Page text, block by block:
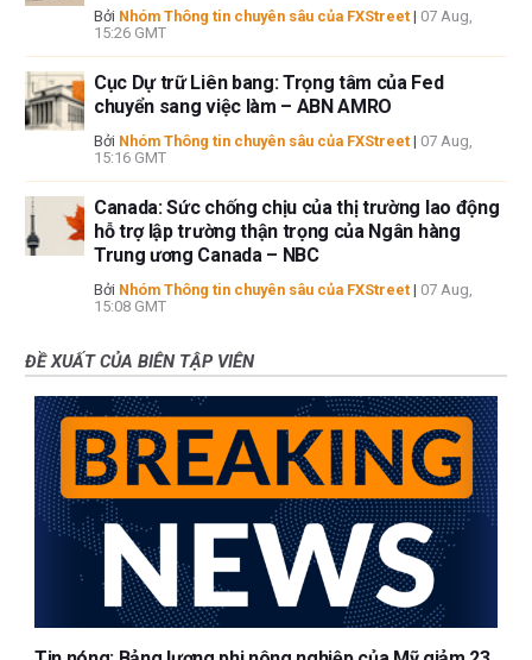
Bởi Nhóm Thông tin chuyên sâu của FXStreet | 07 Aug,
15:26 GMT
Cục Dự trữ Liên bang: Trọng tâm của Fed
chuyển sang việc làm – ABN AMRO
Bởi Nhóm Thông tin chuyên sâu của FXStreet | 07 Aug,
15:16 GMT
Canada: Sức chống chịu của thị trường lao động
hỗ trợ lập trường thận trọng của Ngân hàng
Trung ương Canada – NBC
Bởi Nhóm Thông tin chuyên sâu của FXStreet | 07 Aug,
15:08 GMT
ĐỀ XUẤT CỦA BIÊN TẬP VIÊN